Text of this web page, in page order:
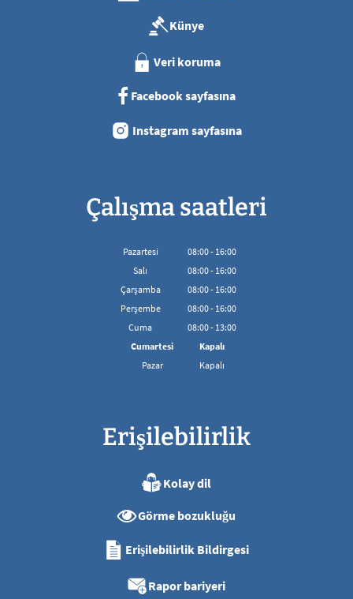
Künye
Veri koruma
Facebook sayfasına
Instagram sayfasına
Çalışma saatleri
Pazartesi 08:00- 16:00
08:00'den 16:00'ya kadar
Salı 08:00- 16:00
08:00'den 16:00'ya kadar
Çarşamba 08:00- 16:00
08:00'den 16:00'ya kadar
Perşembe 08:00- 16:00
08:00'den 16:00'ya kadar
Cuma 08:00- 13:00
08:00 - 13:00 arası
Cumartesi
Kapalı
Pazar
Kapalı
Erişilebilirlik
Kolay dil
Görme bozukluğu
Erişilebilirlik Bildirgesi
Rapor bariyeri